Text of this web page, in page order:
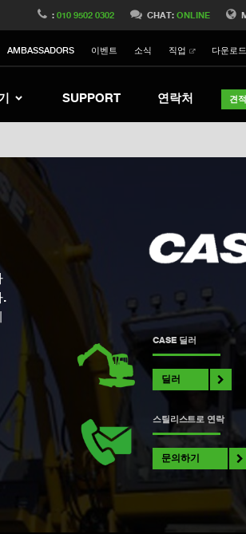
:010 9502 0302 CHAT:ONLINE
AMBASSADORS 이벤트 소식 직업 다운로드
SUPPORT 연락처 견
to Belgium Switch to Belgique
to Poland Switch to Norway
to Italy Switch to Germany
.
CASE 딜러
딜러
스틸리스트로 연락
문의하기